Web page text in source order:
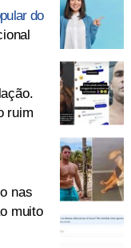
do
ruim
nas
muito